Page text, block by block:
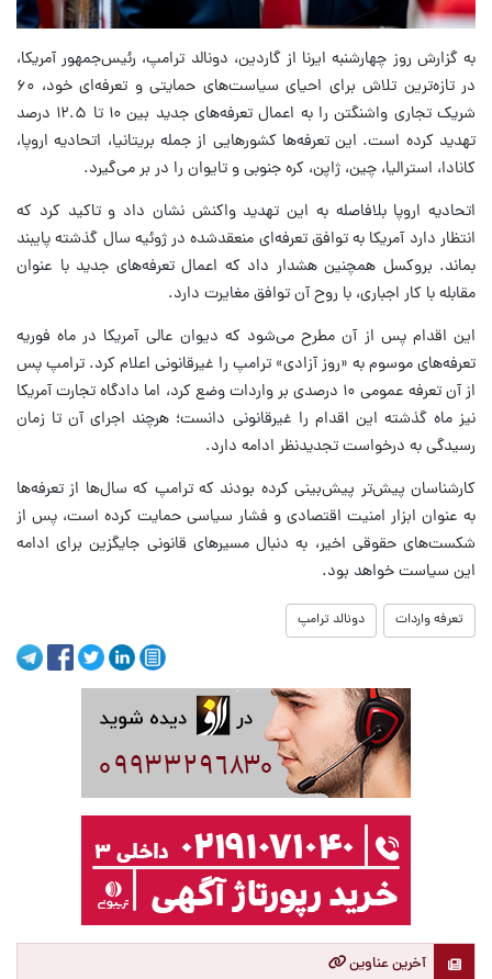
به گزارش روز چهارشنبه ایرنا از گاردین، دونالد ترامپ، رئیس‌جمهور آمریکا،
در تازه‌ترین تلاش برای احیای سیاست‌های حمایتی و تعرفه‌ای خود، ۶۰
شریک تجاری واشنگتن را به اعمال تعرفه‌های جدید بین ۱۰ تا ۱۲.۵ درصد
تهدید کرده است. این تعرفه‌ها کشورهایی از جمله بریتانیا، اتحادیه اروپا،
کانادا، استرالیا، چین، ژاپن، کره جنوبی و تایوان را در بر می‌گیرد.
اتحادیه اروپا بلافاصله به این تهدید واکنش نشان داد و تاکید کرد که
انتظار دارد آمریکا به توافق تعرفه‌ای منعقدشده در ژوئیه سال گذشته پایبند
بماند. بروکسل همچنین هشدار داد که اعمال تعرفه‌های جدید با عنوان
مقابله با کار اجباری، با روح آن توافق مغایرت دارد.
این اقدام پس از آن مطرح می‌شود که دیوان عالی آمریکا در ماه فوریه
تعرفه‌های موسوم به «روز آزادی» ترامپ را غیرقانونی اعلام کرد. ترامپ پس
از آن تعرفه عمومی ۱۰ درصدی بر واردات وضع کرد، اما دادگاه تجارت آمریکا
نیز ماه گذشته این اقدام را غیرقانونی دانست؛ هرچند اجرای آن تا زمان
رسیدگی به درخواست تجدیدنظر ادامه دارد.
کارشناسان پیش‌تر پیش‌بینی کرده بودند که ترامپ که سال‌ها از تعرفه‌ها
به عنوان ابزار امنیت اقتصادی و فشار سیاسی حمایت کرده است، پس از
شکست‌های حقوقی اخیر، به دنبال مسیرهای قانونی جایگزین برای ادامه
این سیاست خواهد بود.
تعرفه واردات دونالد ترامپ
آخرین عناوین